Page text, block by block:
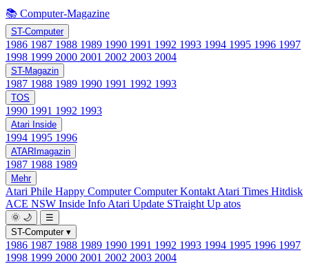
📚 Computer-Magazine
ST-Computer
1986 1987 1988 1989 1990 1991 1992 1993 1994 1995 1996 1997
1998 1999 2000 2001 2002 2003 2004
ST-Magazin
1987 1988 1989 1990 1991 1992 1993
TOS
1990 1991 1992 1993
Atari Inside
1994 1995 1996
ATARImagazin
1987 1988 1989
Mehr
Atari Phile Happy ComputerComputer Kontakt Atari Times Hitdisk
ACE NSW Inside Info Atari Update STraight Up atos
🌞 🌙
☰
ST-Computer ▾
1986 1987 1988 1989 1990 1991 1992 1993 1994 1995 1996 1997
1998 1999 2000 2001 2002 2003 2004